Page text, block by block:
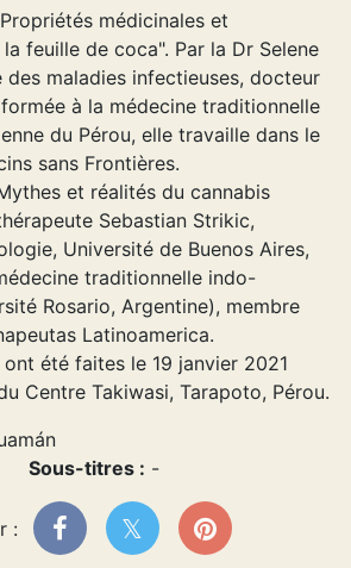
médicinales et
feuille de coca". Par la Dr Selene
des maladies infectieuses, docteur
à la médecine traditionnelle
du Pérou, elle travaille dans le
sans Frontières.
et réalités du cannabis
Sebastian Strikic,
Université de Buenos Aires,
traditionnelle indo-
Rosario, Argentine), membre
Latinoamerica.
été faites le 19 janvier 2021
Centre Takiwasi, Tarapoto, Pérou.
Sous-titres : -
: